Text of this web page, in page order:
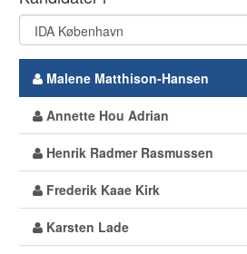
Malene Matthison-Hansen
Annette Hou Adrian
Henrik Radmer Rasmussen
Frederik Kaae Kirk
Karsten Lade